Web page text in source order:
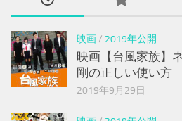
映画/ 2019年公開
映画【台風家族】
剛の正しい使い方
2019年9月29日